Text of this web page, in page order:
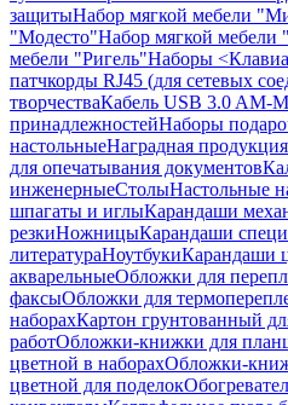
защитыНабор мягкой мебели
"Модесто"Набор мягкой мебели
мебели "Ригель"Наборы
патчкорды RJ45 (для сетевых
творчестваКабель USB 3.0 AM-
принадлежностейНаборы
настольныеНаградная продукция
для опечатывания документов
инженерныеСтолыНастольные
шпагаты и иглыКарандаши
резкиНожницыКарандаши
литератураНоутбукиКарандаши
акварельныеОбложки для
факсыОбложки для
наборахКартон грунтованный
работОбложки-книжки для
цветной в наборахОбложки-
цветной для поделок